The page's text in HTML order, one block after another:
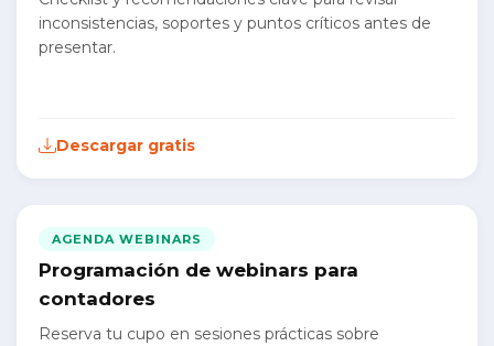
inconsistencias, soportes y puntos críticos antes de
presentar.
Descargar gratis
AGENDA WEBINARS
Programación de webinars para
contadores
Reserva tu cupo en sesiones prácticas sobre